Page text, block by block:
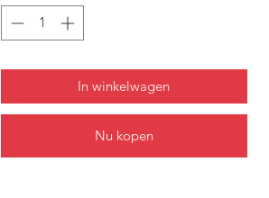
In winkelwagen
Nu kopen